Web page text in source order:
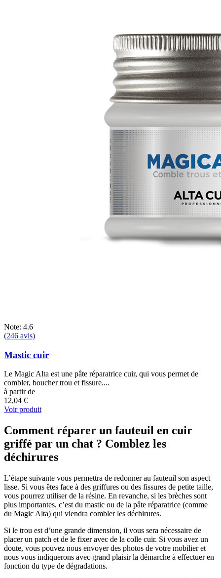
Note: 4.6
(246 avis)
Mastic cuir
Le Magic Alta est une pâte réparatrice cuir, qui vous permet de
combler, boucher trou et fissure....
à partir de
12,04 €
Voir produit
Comment réparer un fauteuil en cuir
griffé par un chat ? Comblez les
déchirures
L’étape suivante vous permettra de redonner au fauteuil son aspect
lisse. Si vous êtes face à des griffures ou des fissures de petite taille,
vous pourrez utiliser de la résine. En revanche, si les brèches sont
plus importantes, c’est du mastic ou de la pâte réparatrice (comme
du Magic Alta) qui viendra combler les déchirures.
Si le trou est d’une grande dimension, il vous sera nécessaire de
placer un patch et de le fixer avec de la colle cuir. Si vous avez un
doute, vous pouvez nous envoyer des photos de votre mobilier et
nous vous indiquerons avec grand plaisir la démarche à effectuer en
fonction du type de dégradations.